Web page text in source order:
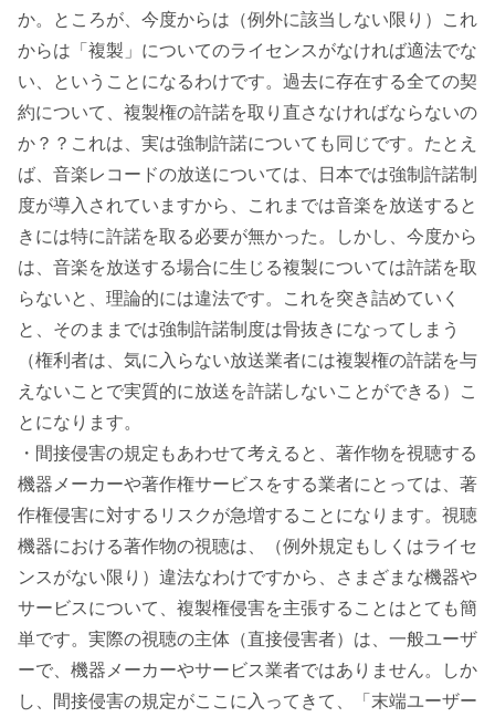
か。ところが、今度からは（例外に該当しない限り）これ
からは「複製」についてのライセンスがなければ適法でな
い、ということになるわけです。過去に存在する全ての契
約について、複製権の許諾を取り直さなければならないの
か？？これは、実は強制許諾についても同じです。たとえ
ば、音楽レコードの放送については、日本では強制許諾制
度が導入されていますから、これまでは音楽を放送すると
きには特に許諾を取る必要が無かった。しかし、今度から
は、音楽を放送する場合に生じる複製については許諾を取
らないと、理論的には違法です。これを突き詰めていく
と、そのままでは強制許諾制度は骨抜きになってしまう
（権利者は、気に入らない放送業者には複製権の許諾を与
えないことで実質的に放送を許諾しないことができる）こ
とになります。
・間接侵害の規定もあわせて考えると、著作物を視聴する
機器メーカーや著作権サービスをする業者にとっては、著
作権侵害に対するリスクが急増することになります。視聴
機器における著作物の視聴は、（例外規定もしくはライセ
ンスがない限り）違法なわけですから、さまざまな機器や
サービスについて、複製権侵害を主張することはとても簡
単です。実際の視聴の主体（直接侵害者）は、一般ユーザ
ーで、機器メーカーやサービス業者ではありません。しか
し、間接侵害の規定がここに入ってきて、「末端ユーザー